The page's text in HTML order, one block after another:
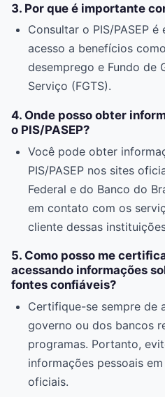
3. Por que é importante
Consultar o PIS/PASEP
acesso a benefícios
desemprego e Fundo de
Serviço (FGTS).
4. Onde posso obter
o PIS/PASEP?
Você pode obter
PIS/PASEP nos sites
Federal e do Banco do
em contato com os
cliente dessas
5. Como posso me
acessando informações
fontes confiáveis?
Certifique-se sempre de
governo ou dos bancos
programas. Portanto,
informações pessoais
oficiais.